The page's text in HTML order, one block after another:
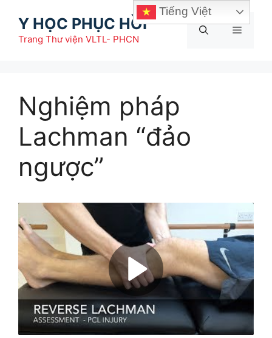
Y HỌC PHỤC HỒI
Trang Thư viện VLTL- PHCN
Menu
Nghiệm pháp
Lachman “đảo
ngược”
Tiếng Việt